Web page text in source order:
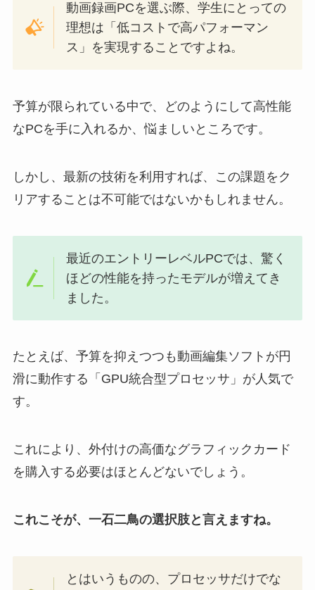
動画録画PCを選ぶ際、学生にとっての
理想は「低コストで高パフォーマン
ス」を実現することですよね。
予算が限られている中で、どのようにして高性能
なPCを手に入れるか、悩ましいところです。
しかし、最新の技術を利用すれば、この課題をク
リアすることは不可能ではないかもしれません。
最近のエントリーレベルPCでは、驚く
ほどの性能を持ったモデルが増えてき
ました。
たとえば、予算を抑えつつも動画編集ソフトが円
滑に動作する「GPU統合型プロセッサ」が人気で
す。
これにより、外付けの高価なグラフィックカード
を購入する必要はほとんどないでしょう。
これこそが、一石二鳥の選択肢と言えますね。
とはいうものの、プロセッサだけでな